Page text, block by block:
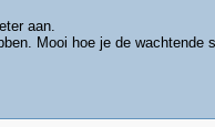
aan.
Mooi hoe je de wachtende